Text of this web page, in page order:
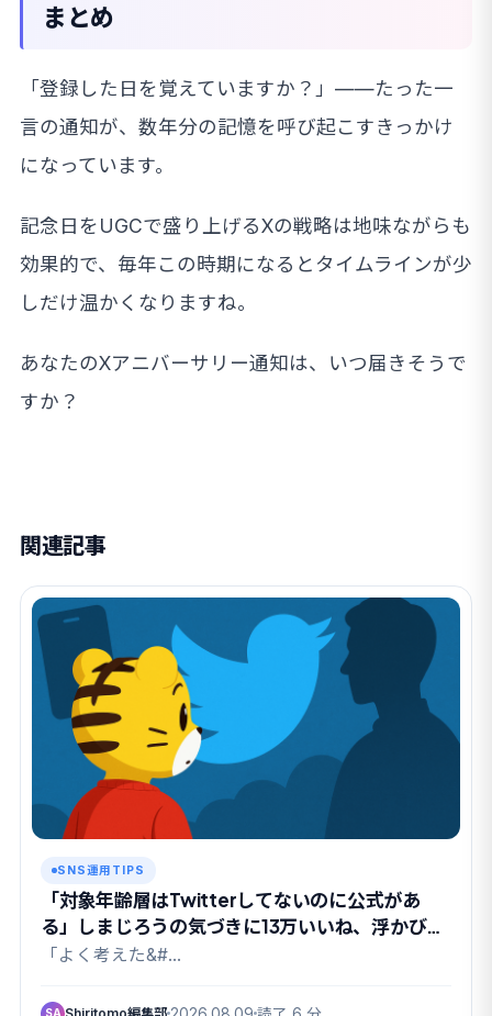
まとめ
「登録した日を覚えていますか？」——たった一
言の通知が、数年分の記憶を呼び起こすきっかけ
になっています。
記念日をUGCで盛り上げるXの戦略は地味ながらも
効果的で、毎年この時期になるとタイムラインが少
しだけ温かくなりますね。
あなたのXアニバーサリー通知は、いつ届きそうで
すか？
関連記事
SNS運用TIPS
「対象年齢層はTwitterしてないのに公式があ
る」しまじろうの気づきに13万いいね、浮かび上
がった”親というパトロン”
「よく考えた&#…
SA